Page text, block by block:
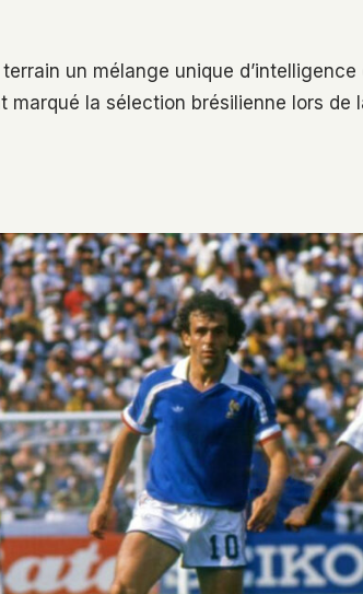
un mélange unique
la sélection brésilienne lors de